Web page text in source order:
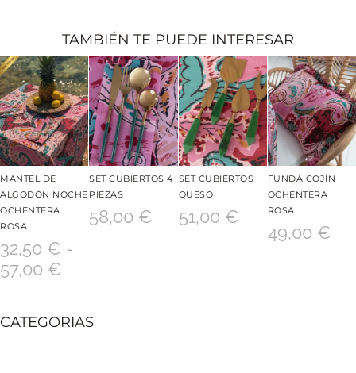
TAMBIÉN TE PUEDE INTERESAR
MANTEL DE
ALGODÓN NOCHE
OCHENTERA
ROSA
32,50 € -
57,00 €
SET CUBIERTOS 4
PIEZAS
58,00 €
SET CUBIERTOS
QUESO
51,00 €
FUNDA COJÍN
OCHENTERA
ROSA
49,00 €
CATEGORIAS